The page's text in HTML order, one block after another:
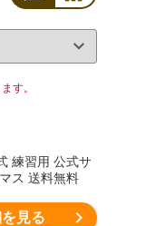
す。
練習用 公式サ
ス 送料無料
見る